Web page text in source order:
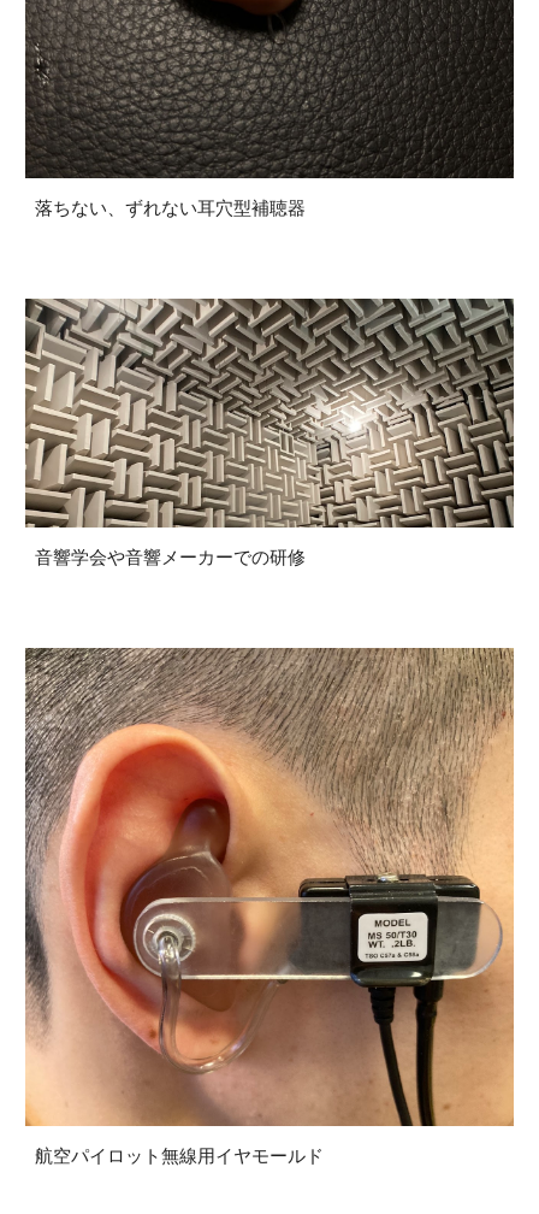
落ちない、ずれない耳穴型補聴器
音響学会や音響メーカーでの研修
航空パイロット無線用イヤモールド